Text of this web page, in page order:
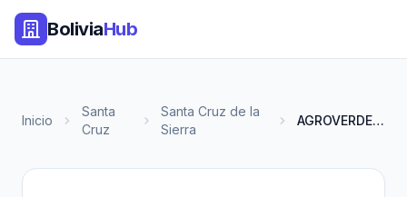
BoliviaHub
Inicio
Santa
Cruz
Santa Cruz de la
Sierra
AGROVERDE S.R.L.